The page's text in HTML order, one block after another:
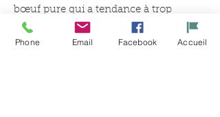
bœuf pure qui a tendance à trop
assouplir le cuir et à le fragiliser.
Phone Email Facebook Accueil